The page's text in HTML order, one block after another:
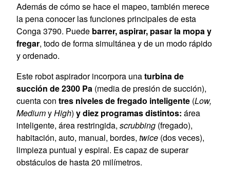
Además de cómo se hace el mapeo, también merece
la pena conocer las funciones principales de esta
Conga 3790. Puede barrer, aspirar, pasar la mopa y
fregar, todo de forma simultánea y de un modo rápido
y ordenado.
Este robot aspirador incorpora unaturbina de
succión de 2300 Pa (media de presión de succión),
cuenta con tres niveles de fregado inteligente (Low,
MediumyHigh) y diez programas distintos: área
inteligente, área restringida, scrubbing (fregado),
habitación, auto, manual, bordes, twice (dos veces),
limpieza puntual y espiral. Es capaz de superar
obstáculos de hasta 20 milímetros.